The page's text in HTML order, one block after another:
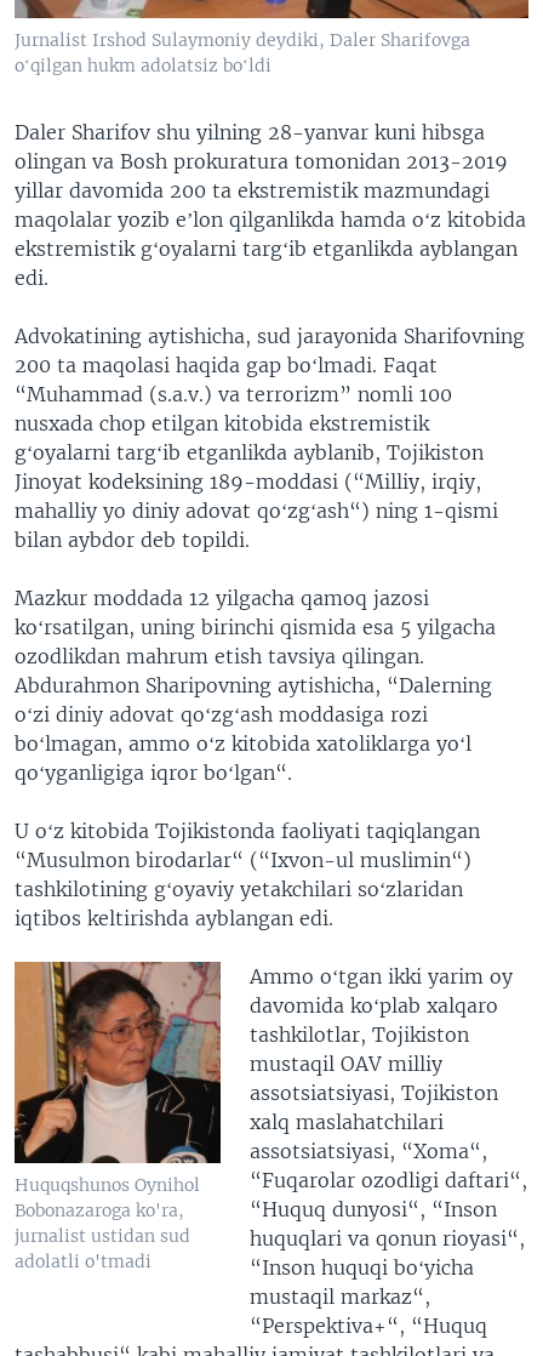
Jurnalist Irshod Sulaymoniy deydiki, Daler Sharifovga
oʻqilgan hukm adolatsiz boʻldi
Daler Sharifov shu yilning 28-yanvar kuni hibsga
olingan va Bosh prokuratura tomonidan 2013-2019
yillar davomida 200 ta ekstremistik mazmundagi
maqolalar yozib eʼlon qilganlikda hamda oʻz kitobida
ekstremistik gʻoyalarni targʻib etganlikda ayblangan
edi.
Advokatining aytishicha, sud jarayonida Sharifovning
200 ta maqolasi haqida gap boʻlmadi. Faqat
“Muhammad (s.a.v.) va terrorizm” nomli 100
nusxada chop etilgan kitobida ekstremistik
gʻoyalarni targʻib etganlikda ayblanib, Tojikiston
Jinoyat kodeksining 189-moddasi (“Milliy, irqiy,
mahalliy yo diniy adovat qoʻzgʻash“) ning 1-qismi
bilan aybdor deb topildi.
Mazkur moddada 12 yilgacha qamoq jazosi
koʻrsatilgan, uning birinchi qismida esa 5 yilgacha
ozodlikdan mahrum etish tavsiya qilingan.
Abdurahmon Sharipovning aytishicha, “Dalerning
oʻzi diniy adovat qoʻzgʻash moddasiga rozi
boʻlmagan, ammo oʻz kitobida xatoliklarga yoʻl
qoʻyganligiga iqror boʻlgan“.
U oʻz kitobida Tojikistonda faoliyati taqiqlangan
“Musulmon birodarlar“ (“Ixvon-ul muslimin“)
tashkilotining gʻoyaviy yetakchilari soʻzlaridan
iqtibos keltirishda ayblangan edi.
Huquqshunos Oynihol
Bobonazaroga ko'ra,
jurnalist ustidan sud
adolatli o'tmadi
Ammo oʻtgan ikki yarim oy
davomida koʻplab xalqaro
tashkilotlar, Tojikiston
mustaqil OAV milliy
assotsiatsiyasi, Tojikiston
xalq maslahatchilari
assotsiatsiyasi, “Xoma“,
“Fuqarolar ozodligi daftari“,
“Huquq dunyosi“, “Inson
huquqlari va qonun rioyasi“,
“Inson huquqi boʻyicha
mustaqil markaz“,
“Perspektiva+“, “Huquq